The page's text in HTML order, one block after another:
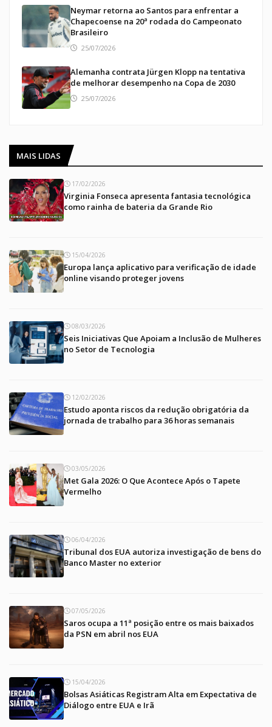
Neymar retorna ao Santos para enfrentar a
Chapecoense na 20ª rodada do Campeonato
Brasileiro
25/07/2026
Alemanha contrata Jürgen Klopp na tentativa
de melhorar desempenho na Copa de 2030
25/07/2026
MAIS LIDAS
17/02/2026
Virginia Fonseca apresenta fantasia tecnológica
como rainha de bateria da Grande Rio
15/04/2026
Europa lança aplicativo para verificação de idade
online visando proteger jovens
08/03/2026
Seis Iniciativas Que Apoiam a Inclusão de Mulheres
no Setor de Tecnologia
12/02/2026
Estudo aponta riscos da redução obrigatória da
jornada de trabalho para 36 horas semanais
03/05/2026
Met Gala 2026: O Que Acontece Após o Tapete
Vermelho
06/04/2026
Tribunal dos EUA autoriza investigação de bens do
Banco Master no exterior
07/05/2026
Saros ocupa a 11ª posição entre os mais baixados
da PSN em abril nos EUA
15/04/2026
Bolsas Asiáticas Registram Alta em Expectativa de
Diálogo entre EUA e Irã